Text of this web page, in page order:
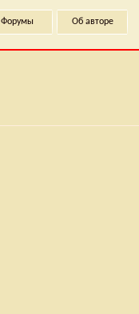
Форумы Об авторе